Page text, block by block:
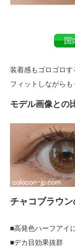
国
装着感もゴロゴロす
フィットしながら
モデル画像との
チャコブラウ
■高発色ハーフアイ
■デカ目効果抜群